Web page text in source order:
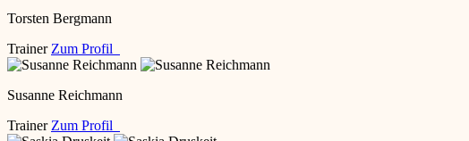
Torsten Bergmann
Trainer Zum Profil
Susanne Reichmann
Trainer Zum Profil